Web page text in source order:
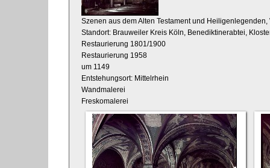
Szenen aus dem Alten Testament und
Standort: Brauweiler Kreis Köln, Benediktinerabtei,
Restaurierung 1801/1900
Restaurierung 1958
um 1149
Entstehungsort: Mittelrhein
Wandmalerei
Freskomalerei